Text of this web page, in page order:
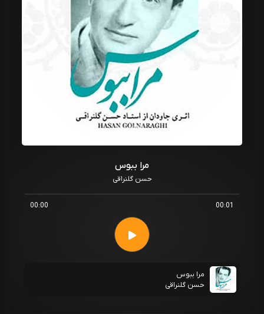
مرا ببوس
حسن گلنراقی
00:00 00:01
مرا ببوس
حسن گلنراقی